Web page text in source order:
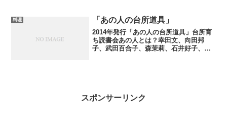
せない様子。...
料理 「あの人の台所道具」
2014年発行「あの人の台所道具」台所育
ち読書会あの人とは？幸田文、向田邦
子、武田百合子、森茉莉、石井好子、高
スポンサーリンク